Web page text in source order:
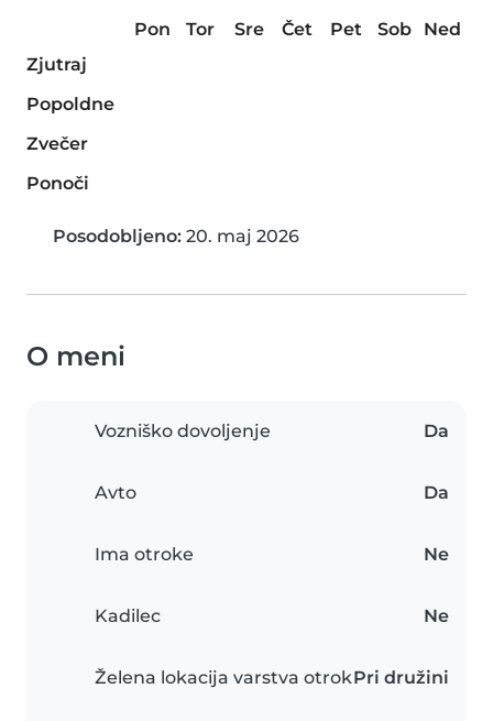
Pon Tor Sre Čet Pet Sob
Ned
Zjutraj
Popoldne
Zvečer
Ponoči
Posodobljeno: 20. maj 2026
O meni
Vozniško dovoljenje Da
Avto Da
Ima otroke Ne
Kadilec Ne
Želena lokacija varstva otrokPri družini